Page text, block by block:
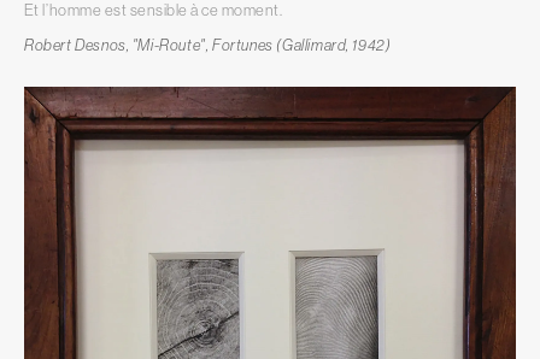
Et l’homme est sensible à ce moment.
Robert Desnos, "Mi-Route", Fortunes (Gallimard, 1942)